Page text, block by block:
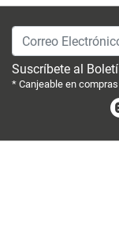
Correo Electrónico
Suscríbete al
* Canjeable en